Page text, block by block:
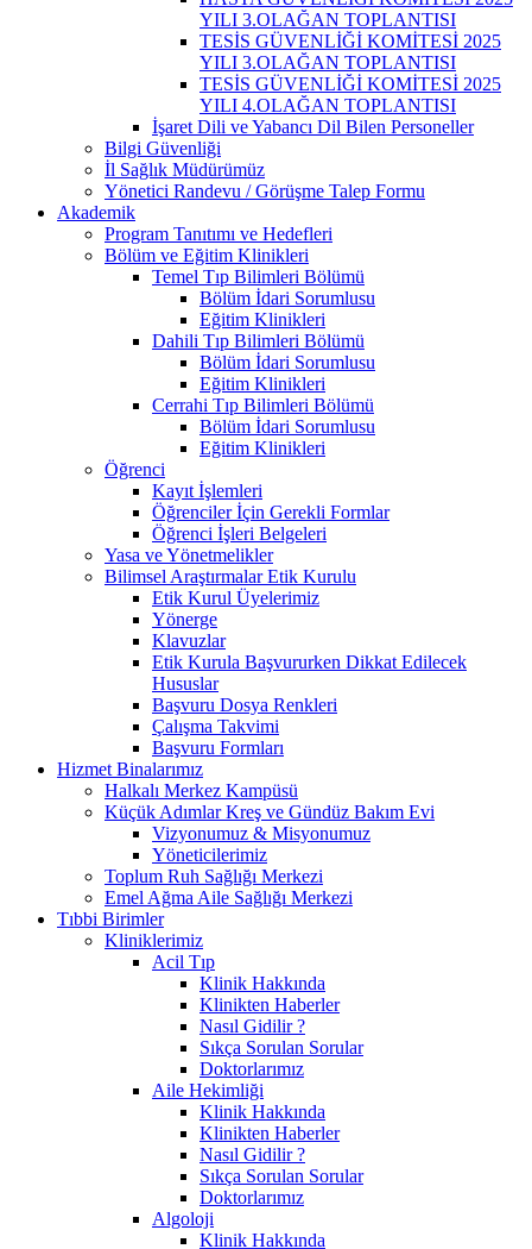
YILI 3.OLAĞAN TOPLANTISI
TESİS GÜVENLİĞİ KOMİTESİ 2025
YILI 3.OLAĞAN TOPLANTISI
TESİS GÜVENLİĞİ KOMİTESİ 2025
YILI 4.OLAĞAN TOPLANTISI
İşaret Dili ve Yabancı Dil Bilen Personeller
Bilgi Güvenliği
İl Sağlık Müdürümüz
Yönetici Randevu / Görüşme Talep Formu
Akademik
Program Tanıtımı ve Hedefleri
Bölüm ve Eğitim Klinikleri
Temel Tıp Bilimleri Bölümü
Bölüm İdari Sorumlusu
Eğitim Klinikleri
Dahili Tıp Bilimleri Bölümü
Bölüm İdari Sorumlusu
Eğitim Klinikleri
Cerrahi Tıp Bilimleri Bölümü
Bölüm İdari Sorumlusu
Eğitim Klinikleri
Öğrenci
Kayıt İşlemleri
Öğrenciler İçin Gerekli Formlar
Öğrenci İşleri Belgeleri
Yasa ve Yönetmelikler
Bilimsel Araştırmalar Etik Kurulu
Etik Kurul Üyelerimiz
Yönerge
Klavuzlar
Etik Kurula Başvururken Dikkat Edilecek
Hususlar
Başvuru Dosya Renkleri
Çalışma Takvimi
Başvuru Formları
Hizmet Binalarımız
Halkalı Merkez Kampüsü
Küçük Adımlar Kreş ve Gündüz Bakım Evi
Vizyonumuz & Misyonumuz
Yöneticilerimiz
Toplum Ruh Sağlığı Merkezi
Emel Ağma Aile Sağlığı Merkezi
Tıbbi Birimler
Kliniklerimiz
Acil Tıp
Klinik Hakkında
Klinikten Haberler
Nasıl Gidilir ?
Sıkça Sorulan Sorular
Doktorlarımız
Aile Hekimliği
Klinik Hakkında
Klinikten Haberler
Nasıl Gidilir ?
Sıkça Sorulan Sorular
Doktorlarımız
Algoloji
Klinik Hakkında